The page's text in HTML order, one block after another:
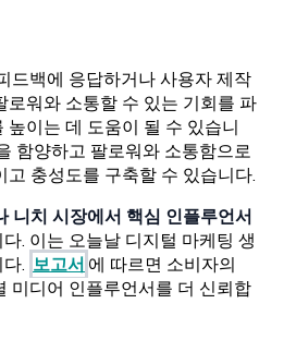
드백에 응답하거나 사용자 제작
로워와 소통할 수 있는 기회를 파
이는 데 도움이 될 수 있습니
함양하고 팔로워와 소통함으로
충성도를 구축할 수 있습니다.
니치 시장에서 핵심 인플루언서
. 이는 오늘날 디지털 마케팅 생
. 보고서 에 따르면 소비자의
미디어 인플루언서를 더 신뢰합